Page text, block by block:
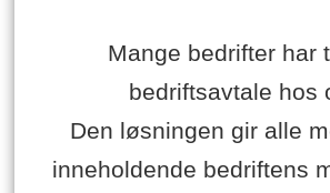
Mange bedrifter har
bedriftsavtale hos
Den løsningen gir alle
inneholdende bedriftens